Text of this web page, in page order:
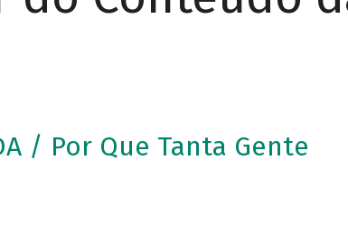
/ Por Que Tanta Gente